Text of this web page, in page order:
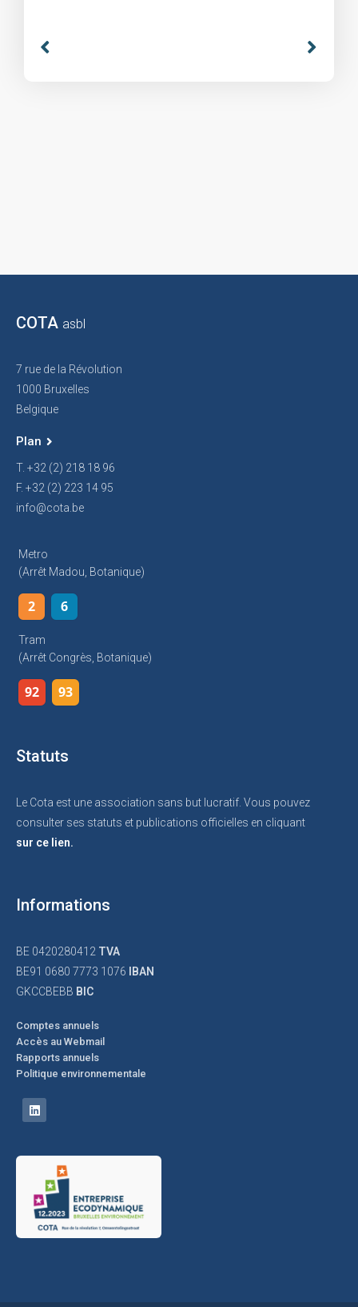
COTA asbl
7 rue de la Révolution
1000 Bruxelles
Belgique
Plan
T. +32 (2) 218 18 96
F. +32 (2) 223 14 95
info@cota.be
Metro
(arrêt Madou, Botanique)
2 6
Tram
(arrêt Congrès, Botanique)
92 93
Statuts
Le Cota est une association sans but lucratif. Vous pouvez
consulter ses statuts et publications officielles en cliquant
sur ce lien.
Informations
BE 0420280412 TVA
BE91 0680 7773 1076
IBAN
GKCCBEBB BIC
Comptes annuels
Accès au Webmail
Rapports annuels
Politique environnementale